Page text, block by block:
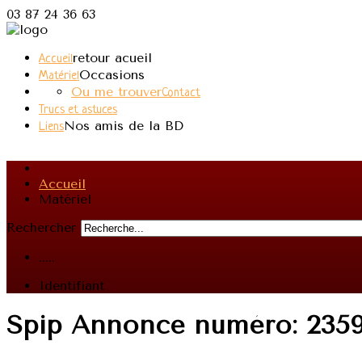
03 87 24 36 63
Accueilretour acueil
MatérielOccasions
Contact
Ou me trouver
Trucs et astuces
LiensNos amis de la BD
Accueil
Matériel
Rechercher
.....
Identifiant
Spip Annonce numéro: